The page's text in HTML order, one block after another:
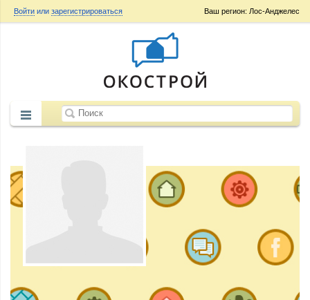
Ваш регион: Лос-Анджелес
Войти или зарегистрироваться